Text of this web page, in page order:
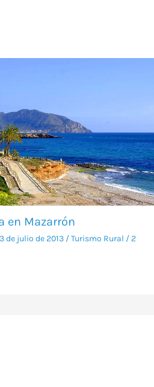
en Mazarrón
de julio de 2013 /Turismo Rural /2